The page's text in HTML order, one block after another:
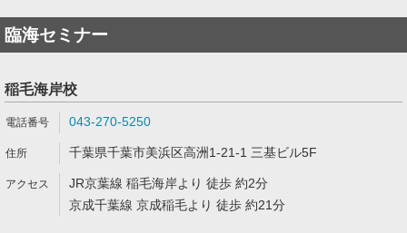
臨海セミナー
稲毛海岸校
043-270-5250
千葉県千葉市美浜区高洲1-21-1 三基ビル5F
JR京葉線 稲毛海岸より 徒歩 約2分
京成千葉線 京成稲毛より 徒歩 約21分